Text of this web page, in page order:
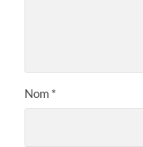
Nom *